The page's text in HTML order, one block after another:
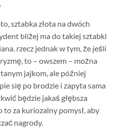
sztabka złota na dwóch
bliżej ma do takiej sztabki
rzecz jednak w tym, że jeśli
to – owszem – można
jajkom, ale później
się po brodzie i zapyta sama
będzie jakaś głębsza
to za kuriozalny pomysł, aby
nagrody.